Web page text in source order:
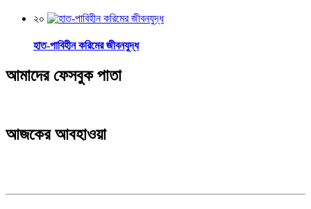
২০
হাত-পাবিহীন করিমের জীবনযুদ্ধ
আমাদের ফেসবুক পাতা
আজকের আবহাওয়া